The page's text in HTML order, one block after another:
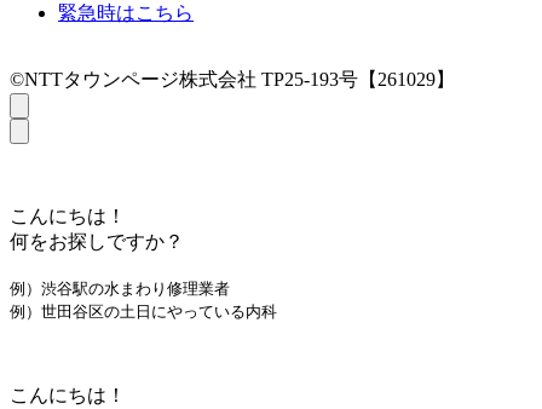
緊急時はこちら
©NTTタウンページ株式会社 TP25-193号【261029】
こんにちは！
何をお探しですか？
例）渋谷駅の水まわり修理業者
例）世田谷区の土日にやっている内科
こんにちは！